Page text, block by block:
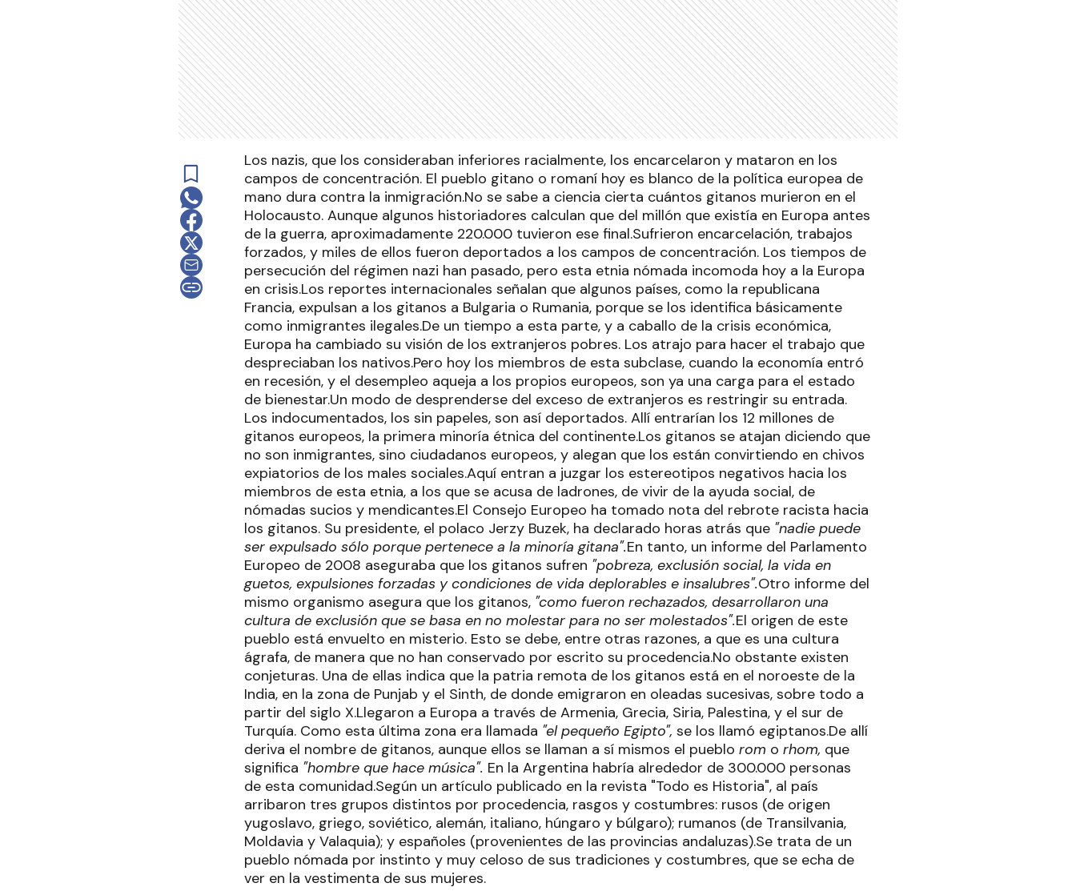
Los nazis, que los consideraban inferiores racialmente, los encarcelaron y mataron en los
campos de concentración. El pueblo gitano o romaní hoy es blanco de la política europea de
mano dura contra la inmigración.No se sabe a ciencia cierta cuántos gitanos murieron en el
Holocausto. Aunque algunos historiadores calculan que del millón que existía en Europa antes
de la guerra, aproximadamente 220.000 tuvieron ese final.Sufrieron encarcelación, trabajos
forzados, y miles de ellos fueron deportados a los campos de concentración. Los tiempos de
persecución del régimen nazi han pasado, pero esta etnia nómada incomoda hoy a la Europa
en crisis.Los reportes internacionales señalan que algunos países, como la republicana
Francia, expulsan a los gitanos a Bulgaria o Rumania, porque se los identifica básicamente
como inmigrantes ilegales.De un tiempo a esta parte, y a caballo de la crisis económica,
Europa ha cambiado su visión de los extranjeros pobres. Los atrajo para hacer el trabajo que
despreciaban los nativos.Pero hoy los miembros de esta subclase, cuando la economía entró
en recesión, y el desempleo aqueja a los propios europeos, son ya una carga para el estado
de bienestar.Un modo de desprenderse del exceso de extranjeros es restringir su entrada.
Los indocumentados, los sin papeles, son así deportados. Allí entrarían los 12 millones de
gitanos europeos, la primera minoría étnica del continente.Los gitanos se atajan diciendo que
no son inmigrantes, sino ciudadanos europeos, y alegan que los están convirtiendo en chivos
expiatorios de los males sociales.Aquí entran a juzgar los estereotipos negativos hacia los
miembros de esta etnia, a los que se acusa de ladrones, de vivir de la ayuda social, de
nómadas sucios y mendicantes.El Consejo Europeo ha tomado nota del rebrote racista hacia
los gitanos. Su presidente, el polaco Jerzy Buzek, ha declarado horas atrás que "nadie puede
ser expulsado sólo porque pertenece a la minoría gitana".En tanto, un informe del Parlamento
Europeo de 2008 aseguraba que los gitanos sufren "pobreza, exclusión social, la vida en
guetos, expulsiones forzadas y condiciones de vida deplorables e insalubres".Otro informe del
mismo organismo asegura que los gitanos, "como fueron rechazados, desarrollaron una
cultura de exclusión que se basa en no molestar para no ser molestados".El origen de este
pueblo está envuelto en misterio. Esto se debe, entre otras razones, a que es una cultura
ágrafa, de manera que no han conservado por escrito su procedencia.No obstante existen
conjeturas. Una de ellas indica que la patria remota de los gitanos está en el noroeste de la
India, en la zona de Punjab y el Sinth, de donde emigraron en oleadas sucesivas, sobre todo a
partir del siglo X.Llegaron a Europa a través de Armenia, Grecia, Siria, Palestina, y el sur de
Turquía. Como esta última zona era llamada "el pequeño Egipto", se los llamó egiptanos.De allí
deriva el nombre de gitanos, aunque ellos se llaman a sí mismos el pueblo rom o rhom, que
significa "hombre que hace música". En la Argentina habría alrededor de 300.000 personas
de esta comunidad.Según un artículo publicado en la revista "Todo es Historia", al país
arribaron tres grupos distintos por procedencia, rasgos y costumbres: rusos (de origen
yugoslavo, griego, soviético, alemán, italiano, húngaro y búlgaro); rumanos (de Transilvania,
Moldavia y Valaquia); y españoles (provenientes de las provincias andaluzas).Se trata de un
pueblo nómada por instinto y muy celoso de sus tradiciones y costumbres, que se echa de
ver en la vestimenta de sus mujeres.